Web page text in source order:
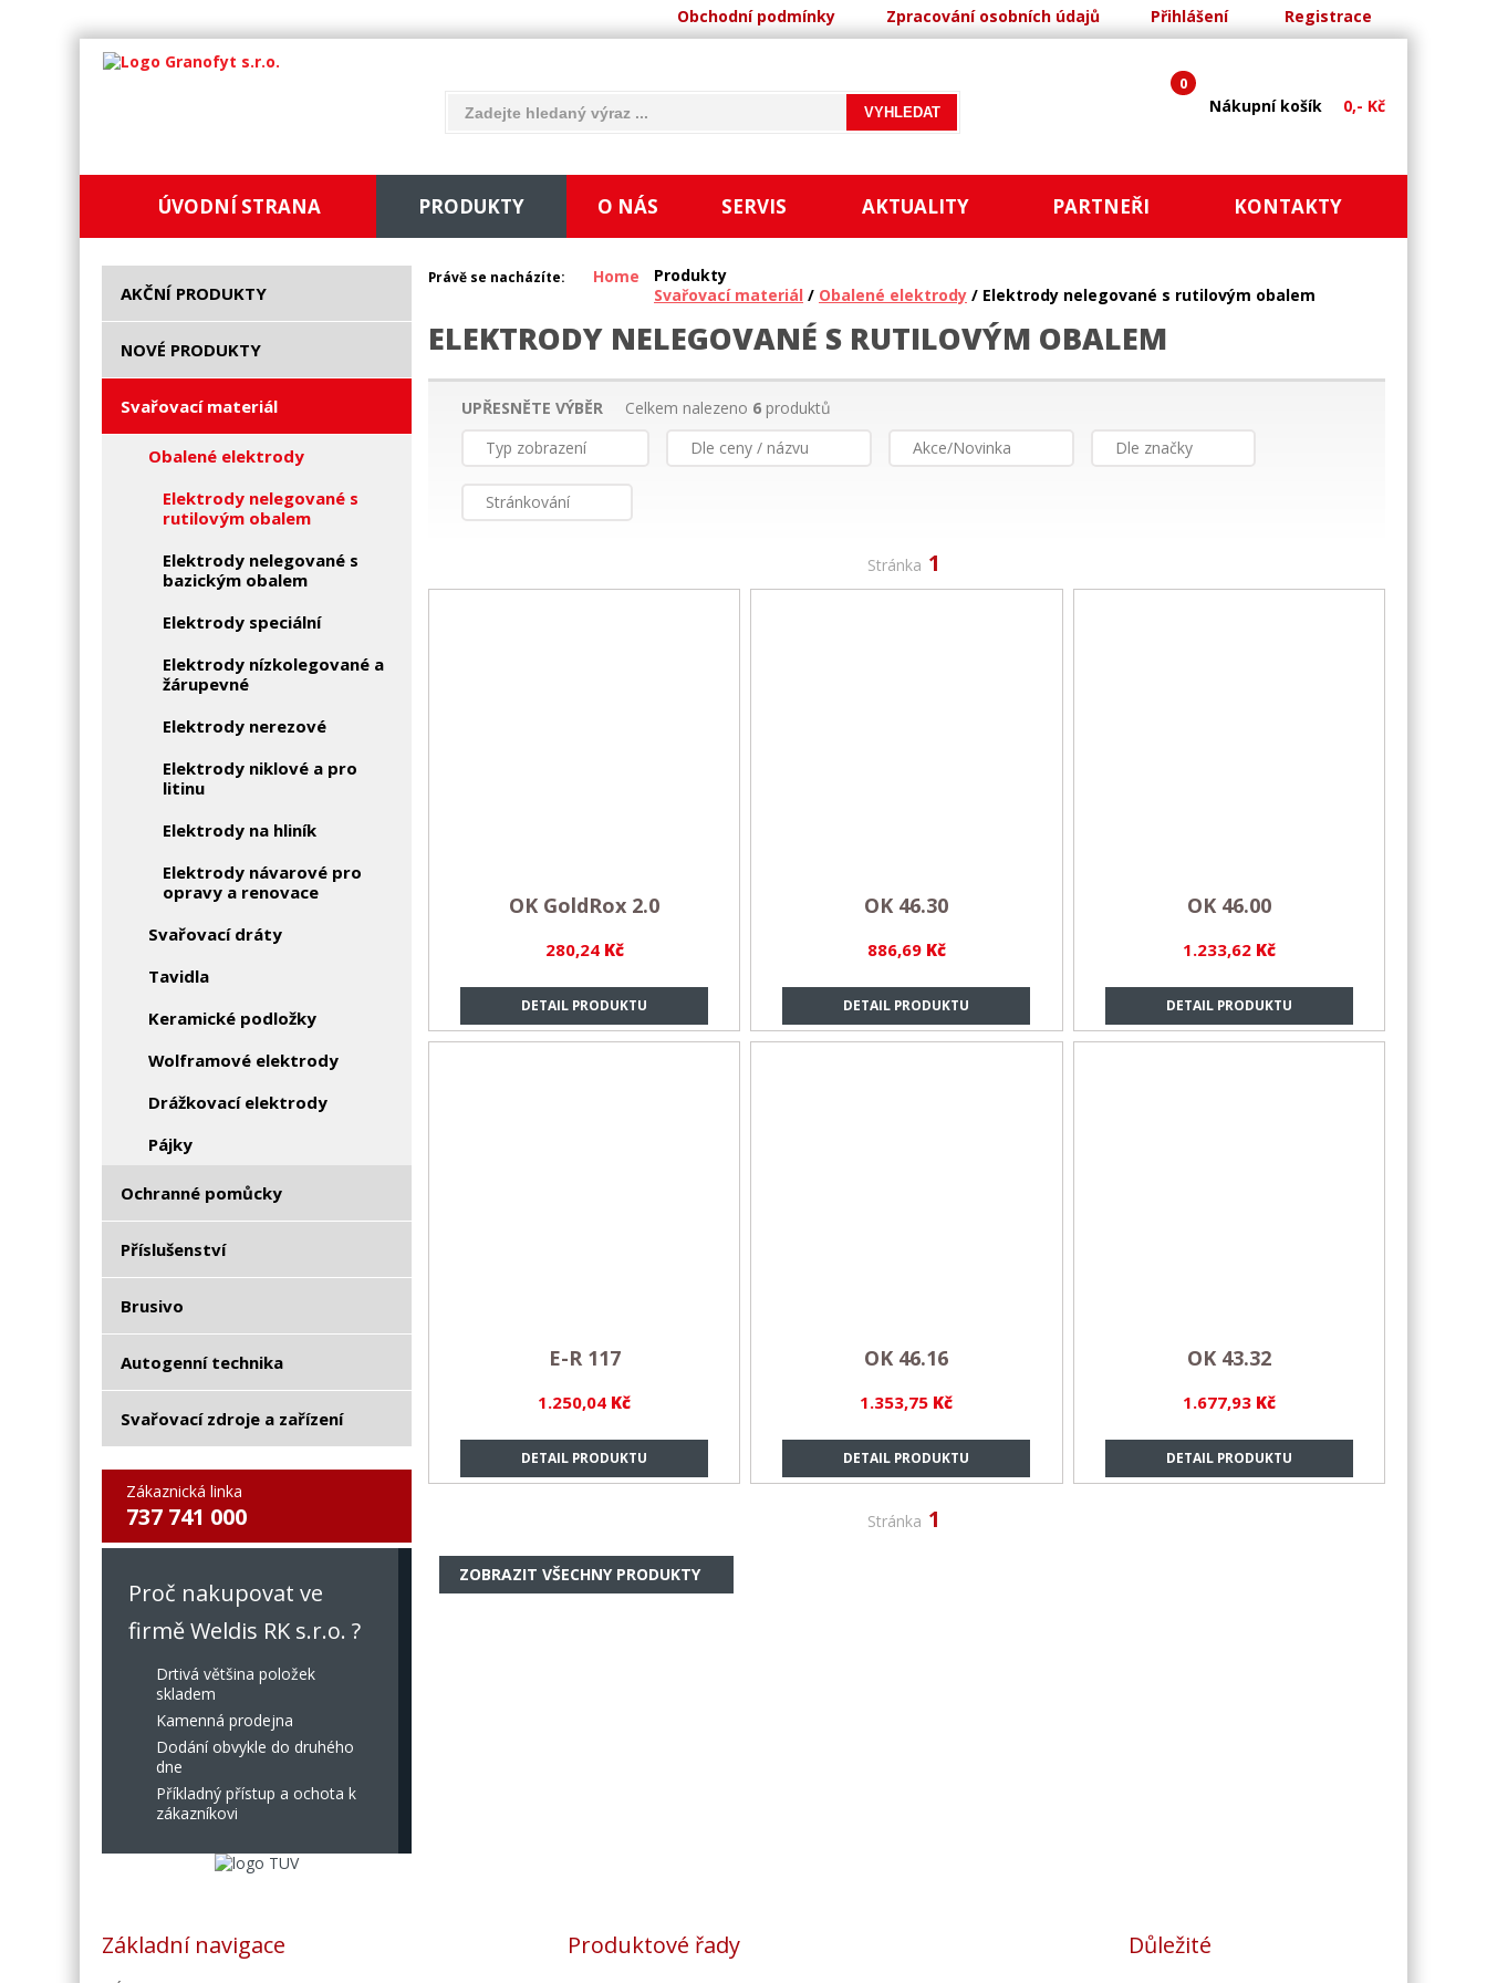
Obchodní podmínky Zpracování osobních údajů Přihlášení Registrace
Nákupní košík 0,- Kč
0
ÚVODNÍ STRANA PRODUKTY O NÁS SERVIS AKTUALITY PARTNEŘI KONTAKTY
AKČNÍ PRODUKTY
NOVÉ PRODUKTY
Svařovací materiál
Obalené elektrody
Elektrody nelegované s
rutilovým obalem
Elektrody nelegované s
bazickým obalem
Elektrody speciální
Elektrody nízkolegované a
žárupevné
Elektrody nerezové
Elektrody niklové a pro
litinu
Elektrody na hliník
Elektrody návarové pro
opravy a renovace
Svařovací dráty
Tavidla
Keramické podložky
Wolframové elektrody
Drážkovací elektrody
Pájky
Ochranné pomůcky
Příslušenství
Brusivo
Autogenní technika
Svařovací zdroje a zařízení
Zákaznická linka
737 741 000
Proč nakupovat ve
firmě Weldis RK s.r.o. ?
Drtivá většina položek
skladem
Kamenná prodejna
Dodání obvykle do druhého
dne
Příkladný přístup a ochota k
zákazníkovi
Právě se nacházíte: Home
Produkty
Svařovací materiál / Obalené elektrody / Elektrody nelegované s rutilovým obalem
ELEKTRODY NELEGOVANÉ S RUTILOVÝM OBALEM
UPŘESNĚTE VÝBĚR Celkem nalezeno 6 produktů
Typ zobrazení
Dle ceny / názvu Akce/Novinka Dle značky
Stránkování
Stránka 1
280,24 Kč
DETAIL PRODUKTU
OK GoldRox 2.0
886,69 Kč
DETAIL PRODUKTU
OK 46.30
1.233,62 Kč
DETAIL PRODUKTU
OK 46.00
1.250,04 Kč
DETAIL PRODUKTU
E-R 117
1.353,75 Kč
DETAIL PRODUKTU
OK 46.16
1.677,93 Kč
DETAIL PRODUKTU
OK 43.32
Stránka 1
ZOBRAZIT VŠECHNY PRODUKTY
Základní navigace Produktové řady Důležité